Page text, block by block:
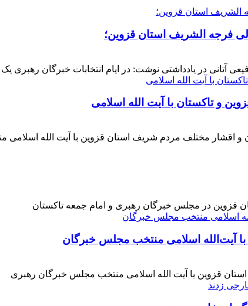
فرجه الشریف استان قزوین؛
آتانی در یادداشتی نوشت: در ایام انتخابات خبرگان رهبری
و تاکستان با آیت الله اسلامی
و اقشار مختلف مردم شریف استان قزوین با آیت الله
قزوین در مجلس خبرگان رهبری و امام جمعه تاکستان
آیت‌الله‌ اسلامی منتخب مجلس‌ خبرگان
قزوین با آیت الله اسلامی منتخب مجلس خبرگان رهبری